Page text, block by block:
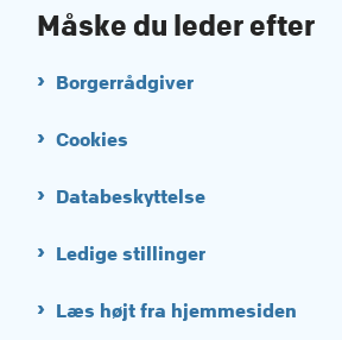
Måske du leder efter
Borgerrådgiver
Cookies
Databeskyttelse
Ledige stillinger
Læs højt fra hjemmesiden